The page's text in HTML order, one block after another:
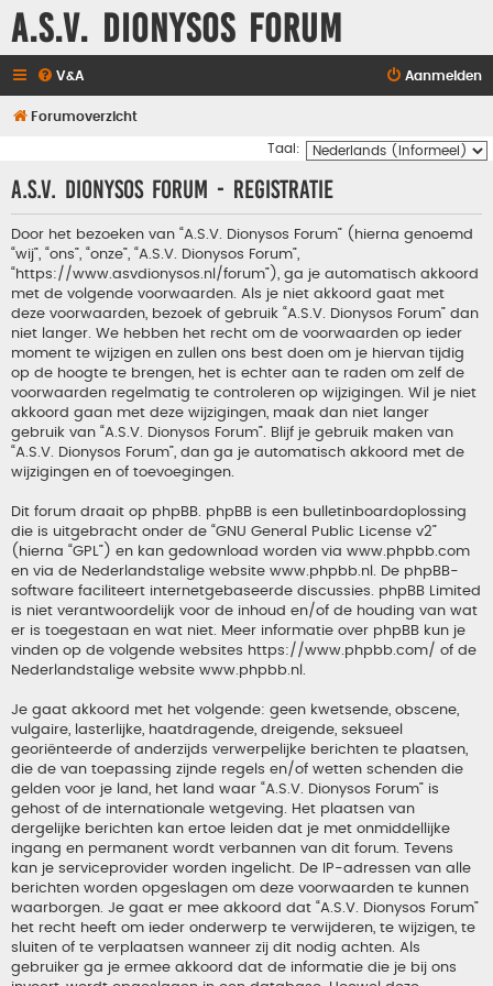
A.S.V. Dionysos Forum
V&A Aanmelden
Forumoverzicht
Taal:
A.S.V. Dionysos Forum - Registratie
Door het bezoeken van “A.S.V. Dionysos Forum” (hierna genoemd
“wij”, “ons”, “onze”, “A.S.V. Dionysos Forum”,
“https://www.asvdionysos.nl/forum”), ga je automatisch akkoord
met de volgende voorwaarden. Als je niet akkoord gaat met
deze voorwaarden, bezoek of gebruik “A.S.V. Dionysos Forum” dan
niet langer. We hebben het recht om de voorwaarden op ieder
moment te wijzigen en zullen ons best doen om je hiervan tijdig
op de hoogte te brengen, het is echter aan te raden om zelf de
voorwaarden regelmatig te controleren op wijzigingen. Wil je niet
akkoord gaan met deze wijzigingen, maak dan niet langer
gebruik van “A.S.V. Dionysos Forum”. Blijf je gebruik maken van
“A.S.V. Dionysos Forum”, dan ga je automatisch akkoord met de
wijzigingen en of toevoegingen.
Dit forum draait op phpBB. phpBB is een bulletinboardoplossing
die is uitgebracht onder de “GNU General Public License v2”
(hierna “GPL”) en kan gedownload worden via www.phpbb.com
en via de Nederlandstalige website www.phpbb.nl . De phpBB-
software faciliteert internetgebaseerde discussies. phpBB Limited
is niet verantwoordelijk voor de inhoud en/of de houding van wat
er is toegestaan en wat niet. Meer informatie over phpBB kun je
vinden op de volgende websites https://www.phpbb.com/ of de
Nederlandstalige website www.phpbb.nl
Je gaat akkoord met het volgende: geen kwetsende, obscene,
vulgaire, lasterlijke, haatdragende, dreigende, seksueel
georiënteerde of anderzijds verwerpelijke berichten te plaatsen,
die de van toepassing zijnde regels en/of wetten schenden die
gelden voor je land, het land waar “A.S.V. Dionysos Forum” is
gehost of de internationale wetgeving. Het plaatsen van
dergelijke berichten kan ertoe leiden dat je met onmiddellijke
ingang en permanent wordt verbannen van dit forum. Tevens
kan je serviceprovider worden ingelicht. De IP-adressen van alle
berichten worden opgeslagen om deze voorwaarden te kunnen
waarborgen. Je gaat er mee akkoord dat “A.S.V. Dionysos Forum”
het recht heeft om ieder onderwerp te verwijderen, te wijzigen, te
sluiten of te verplaatsen wanneer zij dit nodig achten. Als
gebruiker ga je ermee akkoord dat de informatie die je bij ons